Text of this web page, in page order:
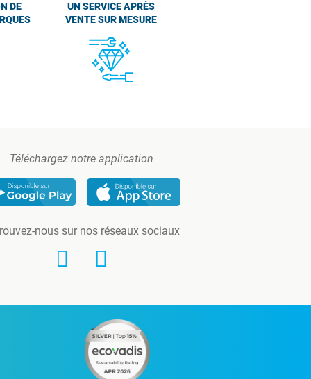
DE
UN SERVICE APRÈS
VENTE SUR MESURE
Téléchargez notre application
nous sur nos réseaux sociaux